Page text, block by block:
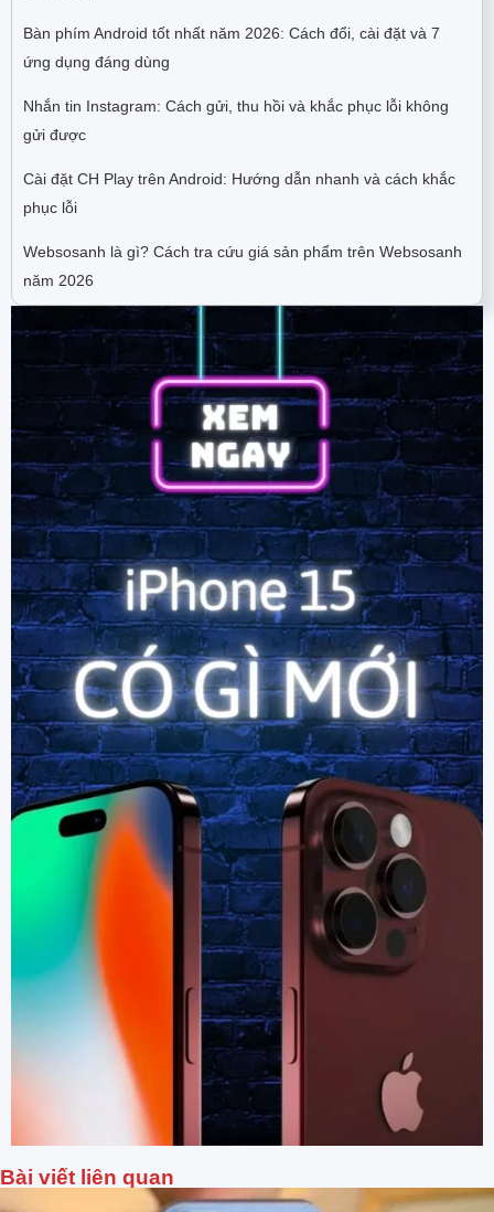
Bàn phím Android tốt nhất năm 2026: Cách đổi, cài đặt và 7
ứng dụng đáng dùng
Nhắn tin Instagram: Cách gửi, thu hồi và khắc phục lỗi không
gửi được
Cài đặt CH Play trên Android: Hướng dẫn nhanh và cách khắc
phục lỗi
Websosanh là gì? Cách tra cứu giá sản phẩm trên Websosanh
năm 2026
Bài viết liên quan